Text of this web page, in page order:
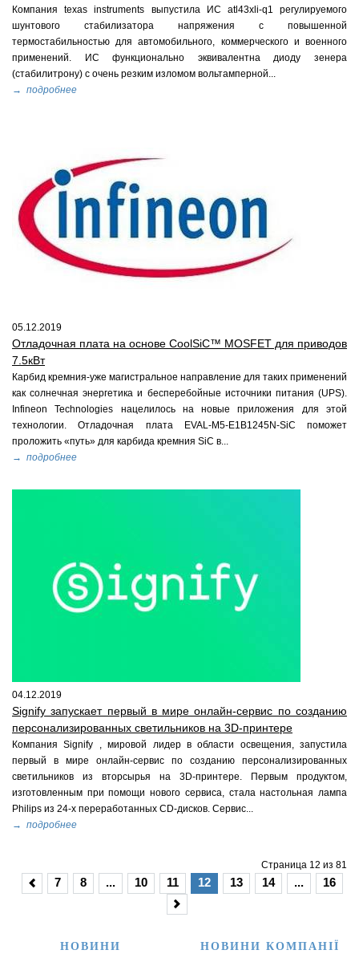
Компания texas instruments выпустила ИС atl43xli-q1 регулируемого
шунтового стабилизатора напряжения с повышенной
термостабильностью для автомобильного, коммерческого и военного
применений. ИС функционально эквивалентна диоду зенера
(стабилитрону) с очень резким изломом вольтамперной...
→ подробнее
05.12.2019
Отладочная плата на основе CoolSiC™ MOSFET для приводов
7.5кВт
Карбид кремния-уже магистральное направление для таких применений
как солнечная энергетика и бесперебойные источники питания (UPS).
Infineon Technologies нацелилось на новые приложения для этой
технологии. Отладочная плата EVAL-M5-E1B1245N-SiC поможет
проложить «путь» для карбида кремния SiC в...
→ подробнее
04.12.2019
Signify запускает первый в мире онлайн-сервис по созданию
персонализированных светильников на 3D-принтере
Компания Signify , мировой лидер в области освещения, запустила
первый в мире онлайн-сервис по созданию персонализированных
светильников из вторсырья на 3D-принтере. Первым продуктом,
изготовленным при помощи нового сервиса, стала настольная лампа
Philips из 24-х переработанных CD-дисков. Сервис...
→ подробнее
Страница 12 из 81
7 8 ... 10 11 12 13 14 ... 16
НОВИНИ КОМПАНІЇ
НОВИНИ